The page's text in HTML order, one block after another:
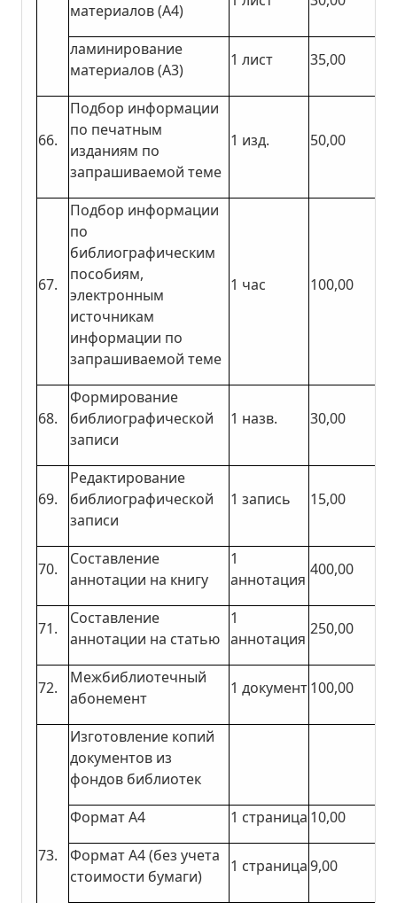
материалов (А4)
ламинирование
материалов (А3)
1 лист 35,00
66.
Подбор информации
по печатным
изданиям по
запрашиваемой теме
1 изд. 50,00
67.
Подбор информации
по
библиографическим
пособиям,
электронным
источникам
информации по
запрашиваемой теме
1 час 100,00
68.
Формирование
библиографической
записи
1 назв. 30,00
69.
Редактирование
библиографической
записи
1 запись 15,00
70.
Составление
аннотации на книгу
1
аннотация
400,00
71.
Составление
аннотации на статью
1
аннотация
250,00
72.
Межбиблиотечный
абонемент
1 документ100,00
73.
Изготовление копий
документов из
фондов библиотек
Формат А4
1 страница 10,00
Формат А4 (без учета
стоимости бумаги)
1 страница9,00